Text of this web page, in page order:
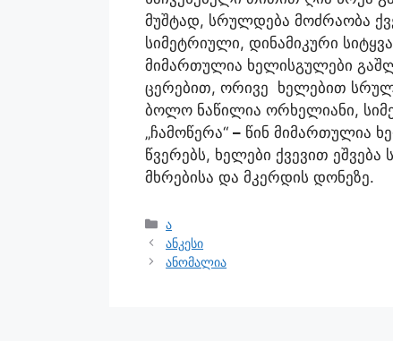
მუშტად, სრულდება მოძრაობა
სიმეტრიული, დინამიკური
მიმართულია ხელისგულები
ცერებით, ორივე ხელებით
ბოლო ნაწილია ორხელიანი,
„ჩამოწერა“ – წინ მიმართულია
წვერებს, ხელები ქვევით
მხრებისა და მკერდის დონეზე.
ა
ანკესი
ანომალია